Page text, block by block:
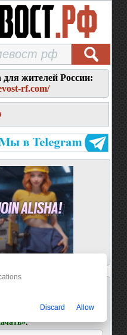
жителей России:
rf.com/
код показанный на
и нажмите кнопку
.
Discard Allow